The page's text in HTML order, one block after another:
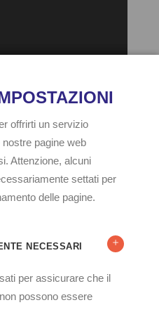
per ridurne la tossicità